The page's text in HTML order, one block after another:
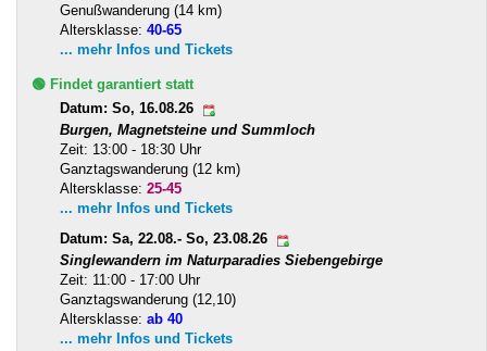
Genußwanderung (14 km)
Altersklasse: 40-65
... mehr Infos und Tickets
🟢 Findet garantiert statt
Datum: So, 16.08.26
Burgen, Magnetsteine und Summloch
Zeit: 13:00 - 18:30 Uhr
Ganztagswanderung (12 km)
Altersklasse: 25-45
... mehr Infos und Tickets
Datum: Sa, 22.08.- So, 23.08.26
Singlewandern im Naturparadies Siebengebirge
Zeit: 11:00 - 17:00 Uhr
Ganztagswanderung (12,10)
Altersklasse: ab 40
... mehr Infos und Tickets